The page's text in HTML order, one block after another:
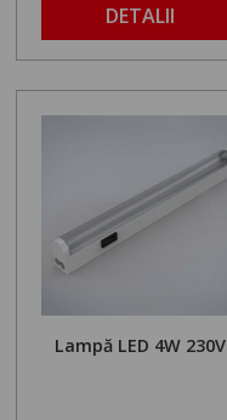
DETALII
Lampă LED 4W 230V